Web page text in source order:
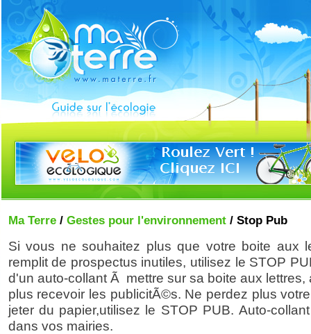
Ma Terre/ Gestes pour l'environnement / Stop Pub
Si vous ne souhaitez plus que votre boite aux
remplit de prospectus inutiles, utilisez le STOP
d'un auto-collant Ã mettre sur sa boite aux lettres,
plus recevoir les publicitÃ©s. Ne perdez plus
jeter du papier,utilisez le STOP PUB. Auto-
dans vos mairies.